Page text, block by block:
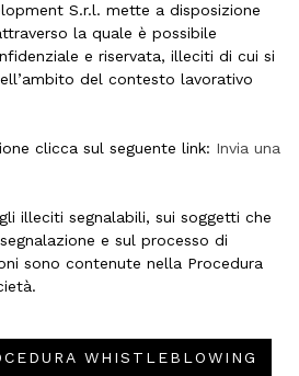
S.r.l. mette a disposizione
la quale è possibile
e riservata, illeciti di cui si
del contesto lavorativo
clicca sul seguente link: Invia una
illeciti segnalabili, sui soggetti che
e sul processo di
sono contenute nella Procedura
WHISTLEBLOWING